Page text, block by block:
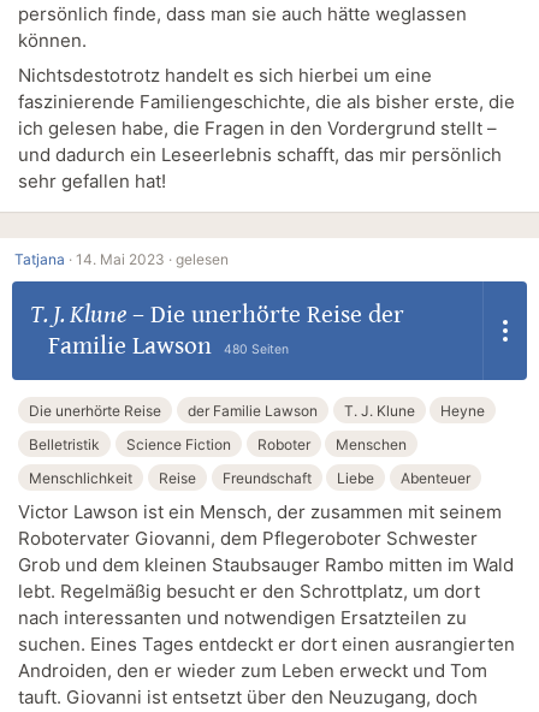
persönlich finde, dass man sie auch hätte weglassen
können.
Nichtsdestotrotz handelt es sich hierbei um eine
faszinierende Familiengeschichte, die als bisher erste, die
ich gelesen habe, die Fragen in den Vordergrund stellt –
und dadurch ein Leseerlebnis schafft, das mir persönlich
sehr gefallen hat!
Tatjana · 14. Mai 2023 · gelesen
T. J. Klune– Die unerhörte Reise der
Familie Lawson
480 Seiten
Die unerhörte Reise der Familie Lawson T. J. Klune
Heyne
Belletristik
Science Fiction Roboter
Menschen
Menschlichkeit
Reise Freundschaft Liebe Abenteuer
Victor Lawson ist ein Mensch, der zusammen mit seinem
Robotervater Giovanni, dem Pflegeroboter Schwester
Grob und dem kleinen Staubsauger Rambo mitten im Wald
lebt. Regelmäßig besucht er den Schrottplatz, um dort
nach interessanten und notwendigen Ersatzteilen zu
suchen. Eines Tages entdeckt er dort einen ausrangierten
Androiden, den er wieder zum Leben erweckt und Tom
tauft. Giovanni ist entsetzt über den Neuzugang, doch